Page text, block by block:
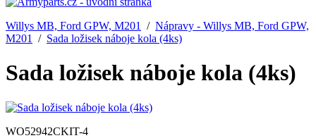
Willys MB, Ford GPW, M201 / Nápravy - Willys MB, Ford GPW,
M201
/ Sada ložisek náboje kola (4ks)
Sada ložisek náboje kola (4ks)
WO52942CKIT-4